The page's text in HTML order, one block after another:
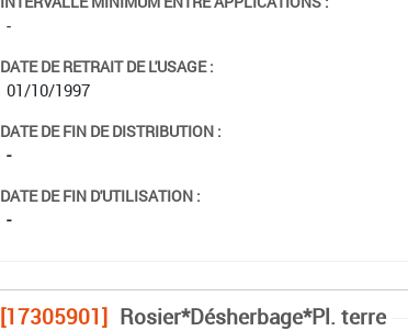
-
DATE DE RETRAIT DE L'USAGE :
01/10/1997
DATE DE FIN DE DISTRIBUTION :
-
DATE DE FIN D'UTILISATION :
-
[17305901] Rosier*Désherbage*Pl. terre